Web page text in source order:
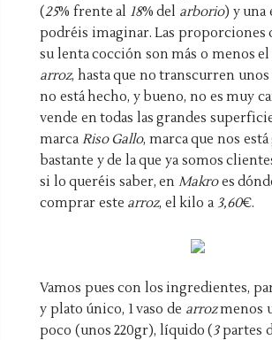
(25% frente al 18% del arborio) y una
podréis imaginar. Las proporciones
su lenta cocción son más o menos
arroz, hasta que no transcurren
no está hecho, y bueno, no es muy
vende en todas las grandes
marca Riso Gallo, marca que nos
bastante y de la que ya somos
si lo queréis saber, en Makroes
comprar este arroz, el kilo a 3,60€.
Vamos pues con los ingredientes,
y plato único, 1 vaso de arrozmenos
poco (unos 220gr), líquido (3partes